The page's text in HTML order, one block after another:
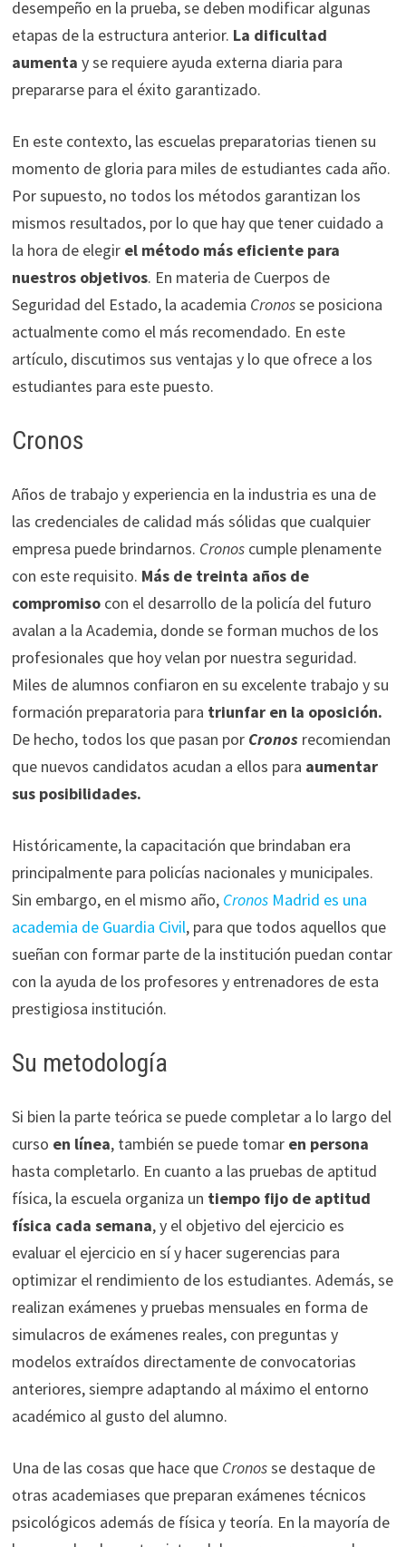
desempeño en la prueba, se deben modificar algunas
etapas de la estructura anterior. La dificultad
aumenta y se requiere ayuda externa diaria para
prepararse para el éxito garantizado.
En este contexto, las escuelas preparatorias tienen su
momento de gloria para miles de estudiantes cada año.
Por supuesto, no todos los métodos garantizan los
mismos resultados, por lo que hay que tener cuidado a
la hora de elegir el método más eficiente para
nuestros objetivos. En materia de Cuerpos de
Seguridad del Estado, la academia Cronosse posiciona
actualmente como el más recomendado. En este
artículo, discutimos sus ventajas y lo que ofrece a los
estudiantes para este puesto.
Cronos
Años de trabajo y experiencia en la industria es una de
las credenciales de calidad más sólidas que cualquier
empresa puede brindarnos. Cronos cumple plenamente
con este requisito. Más de treinta años de
compromisocon el desarrollo de la policía del futuro
avalan a la Academia, donde se forman muchos de los
profesionales que hoy velan por nuestra seguridad.
Miles de alumnos confiaron en su excelente trabajo y su
formación preparatoria para triunfar en la oposición.
De hecho, todos los que pasan por Cronos recomiendan
que nuevos candidatos acudan a ellos para aumentar
sus posibilidades.
Históricamente, la capacitación que brindaban era
principalmente para policías nacionales y municipales.
Sin embargo, en el mismo año, CronosMadrid es una
academia de Guardia Civil, para que todos aquellos que
sueñan con formar parte de la institución puedan contar
con la ayuda de los profesores y entrenadores de esta
prestigiosa institución.
Su metodología
Si bien la parte teórica se puede completar a lo largo del
curso en línea, también se puede tomar en persona
hasta completarlo. En cuanto a las pruebas de aptitud
física, la escuela organiza un tiempo fijo de aptitud
física cada semana, y el objetivo del ejercicio es
evaluar el ejercicio en sí y hacer sugerencias para
optimizar el rendimiento de los estudiantes. Además, se
realizan exámenes y pruebas mensuales en forma de
simulacros de exámenes reales, con preguntas y
modelos extraídos directamente de convocatorias
anteriores, siempre adaptando al máximo el entorno
académico al gusto del alumno.
Una de las cosas que hace que Cronosse destaque de
otras academiases que preparan exámenes técnicos
psicológicos además de física y teoría. En la mayoría de